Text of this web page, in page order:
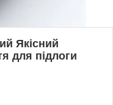
Якісний
для підлоги